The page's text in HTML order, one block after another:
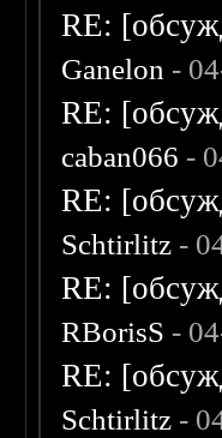
RE:
Ganelon -
RE:
caban066 -
RE:
Schtirlitz -
RE:
RBorisS -
RE:
Schtirlitz -